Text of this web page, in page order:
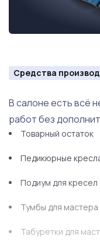
Средства
В салоне есть всё
работ без
Товарный остаток
Педикюрные
Подиум для кресел
Тумбы для
Табуретки для